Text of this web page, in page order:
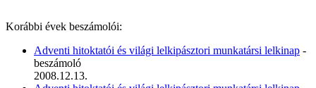
Korábbi évek beszámolói:
Adventi hitoktatói és világi lelkipásztori munkatársi lelkinap -
beszámoló
2008.12.13.